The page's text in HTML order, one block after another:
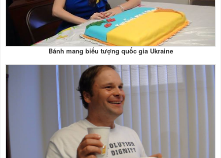
Bánh mang biểu tượng quốc gia Ukraine